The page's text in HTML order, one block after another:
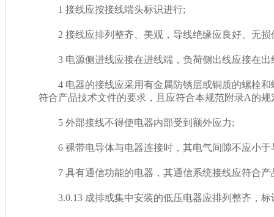
1 接线应按接线端头标识进行;
2 接线应排列整齐、美观，导线绝缘应良好、无损
3 电源侧进线应接在进线端，负荷侧出线应接在出
4 电器的接线应采用有金属防锈层或铜质的螺栓和螺钉
符合产品技术文件的要求，且应符合本规范附录A的规
5 外部接线不得使电器内部受到额外应力;
6 裸带电导体与电器连接时，其电气间隙不应小
7 具有通信功能的电器，其通信系统接线应符合产
3.0.13 成排或集中安装的低压电器应排列整齐，标